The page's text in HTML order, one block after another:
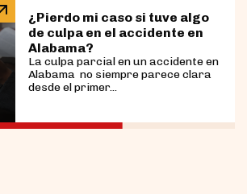
¿Pierdo mi caso si tuve algo
de culpa en el accidente en
Alabama?
La culpa parcial en un accidente en
Alabama no siempre parece clara
desde el primer...